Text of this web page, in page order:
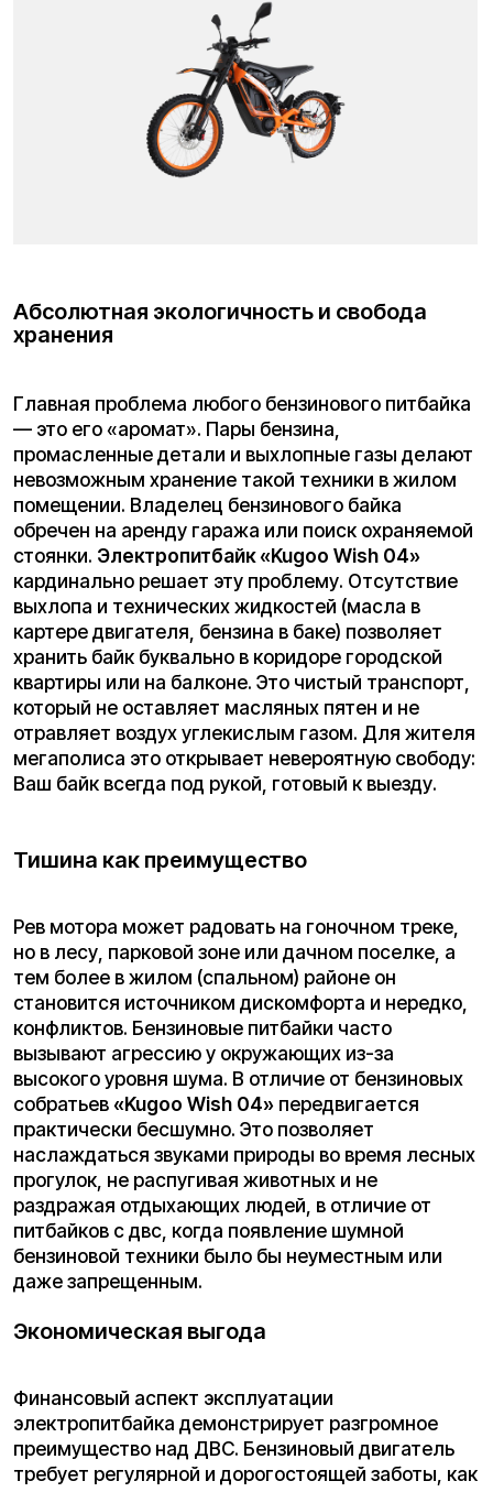
практически бесшумно. Это позволяет
наслаждаться звуками природы во время лесных
прогулок, не распугивая животных и не
раздражая отдыхающих людей, в отличие от
питбайков с двс, когда появление шумной
бензиновой техники было бы неуместным или
даже запрещенным.
Экономическая выгода
например таких: замена масла каждые
несколько моточасов, покупка фильтров,
регулировка клапанов, замена поршневых колец
04»забывает об этих тратах. Стоимость
электроэнергии для полной зарядки батареи
ничтожна по сравнению с ценой бака бензина
(пусть даже и небольшого объема). Отсутствие
сложной трансмиссии, сцепления и поршневой
группы сводит техническое обслуживание к
минимуму — по сути, вниманию требуют только
тормозные колодки, шины и акб.
Переходя от общих преимуществ к конкретике,
стоит взглянуть на характеристики модели
Kugoo Wish 04, которые подтверждают ее статус
«серьезного вседорожного аппарата», а не
просто развлечения выходного дня. Согласно
официальным данным производителя, этот
электропитбайк обладает внушительным
арсеналом:
является электродвигатель мощностью
700 W. Такой показатель обеспечивает
бензиновых моторов, и позволяет
разгоняться до80 км./ч. Этой скорости
более чем достаточно для динамичной
езды по пересеченной местности и
уверенного движения в потоке.
Техническое cовершенство
«Kugoo Wish 04»